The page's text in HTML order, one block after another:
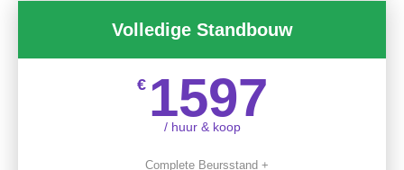
Volledige Standbouw
€ 1597
/ huur & koop
Complete Beursstand +